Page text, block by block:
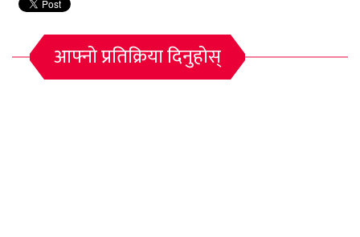
आफ्नो प्रतिक्रिया दिनुहोस्